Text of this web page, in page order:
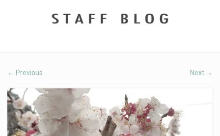
← Previous Next →